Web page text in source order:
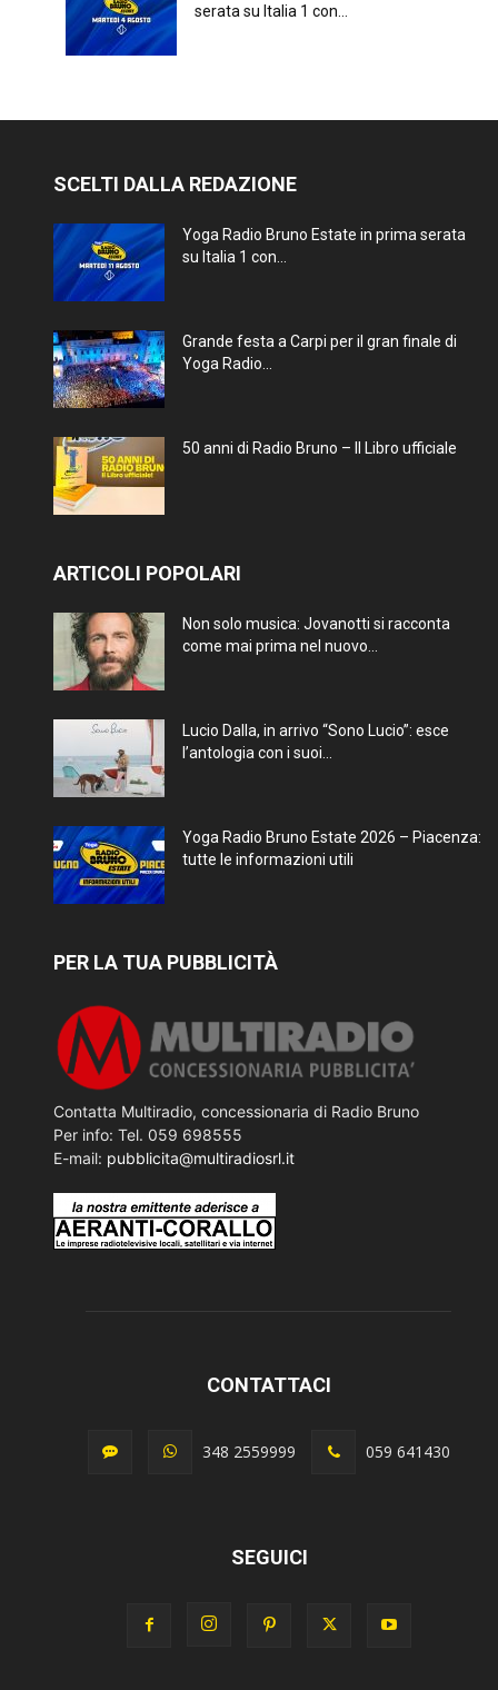
serata su Italia 1 con...
SCELTI DALLA REDAZIONE
Yoga Radio Bruno Estate in prima serata
su Italia 1 con...
Grande festa a Carpi per il gran finale di
Yoga Radio...
50 anni di Radio Bruno – Il Libro ufficiale
ARTICOLI POPOLARI
Non solo musica: Jovanotti si racconta
come mai prima nel nuovo...
Lucio Dalla, in arrivo “Sono Lucio”: esce
l’antologia con i suoi...
Yoga Radio Bruno Estate 2026 – Piacenza:
tutte le informazioni utili
PER LA TUA PUBBLICITÀ
Contatta Multiradio, concessionaria di Radio Bruno
Per info: Tel. 059 698555
E-mail: pubblicita@multiradiosrl.it
CONTATTACI
348 2559999 059 641430
SEGUICI